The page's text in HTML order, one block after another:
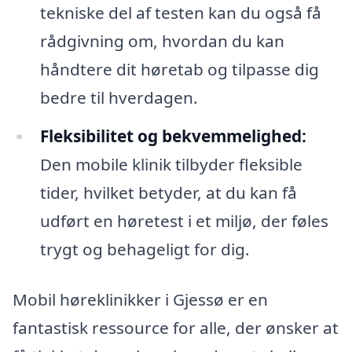
tekniske del af testen kan du også få
rådgivning om, hvordan du kan
håndtere dit høretab og tilpasse dig
bedre til hverdagen.
Fleksibilitet og bekvemmelighed:
Den mobile klinik tilbyder fleksible
tider, hvilket betyder, at du kan få
udført en høretest i et miljø, der føles
trygt og behageligt for dig.
Mobil høreklinikker i Gjessø er en
fantastisk ressource for alle, der ønsker at